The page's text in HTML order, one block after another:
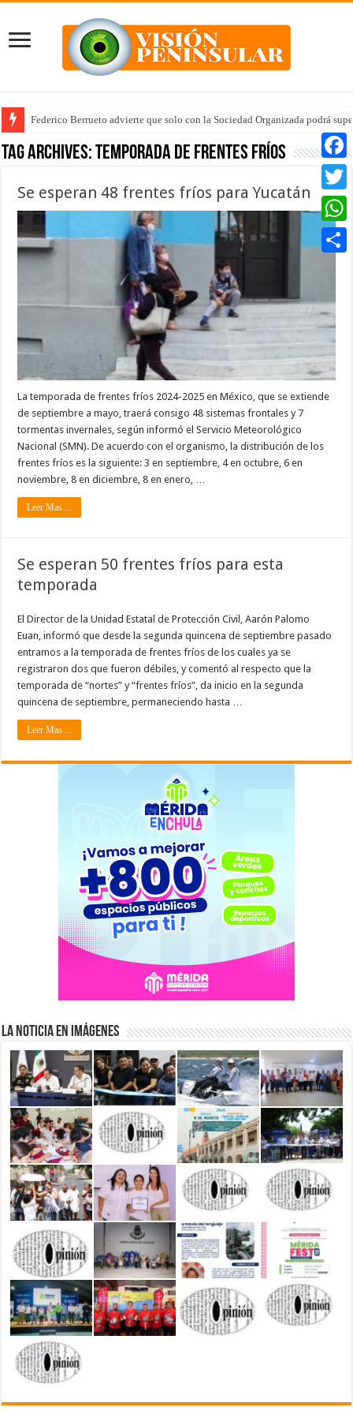
Federico Berrueto advierte que solo con la Sociedad Organizada podrá
Tag Archives:temporada de frentes fríos
Se esperan 48 frentes fríos para Yucatán
La temporada de frentes fríos 2024-2025 en México, que se extiende
de septiembre a mayo, traerá consigo 48 sistemas frontales y 7
tormentas invernales, según informó el Servicio Meteorológico
Nacional (SMN). De acuerdo con el organismo, la distribución de los
frentes fríos es la siguiente: 3 en septiembre, 4 en octubre, 6 en
noviembre, 8 en diciembre, 8 en enero, …
Leer Mas ...
Se esperan 50 frentes fríos para esta
temporada
El Director de la Unidad Estatal de Protección Civil, Aarón Palomo
Euan, informó que desde la segunda quincena de septiembre pasado
entramos a la temporada de frentes fríos de los cuales ya se
registraron dos que fueron débiles, y comentó al respecto que la
temporada de “nortes” y “frentes fríos”, da inicio en la segunda
quincena de septiembre, permaneciendo hasta …
Leer Mas ...
La Noticia en Imágenes
Twitter